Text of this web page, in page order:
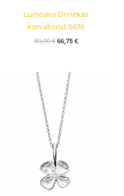
Lumoava Onnekas
korvakorut 5436
89,00€ 66,75 €